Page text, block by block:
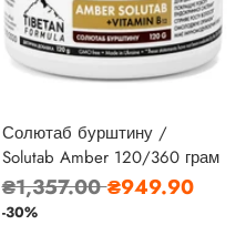
Солютаб бурштину /
Solutab Amber 120/360 грам
Звичайна
ціна
₴1,357.00₴949.90
-30%